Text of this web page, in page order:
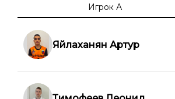
Игрок А
Яйлаханян Артур